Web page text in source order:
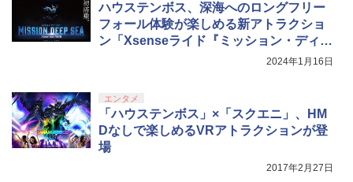
ハウステンボス、深海へのロングフリー
フォール体験が楽しめる新アトラクショ
ン「Xsenseライド『ミッション・ディー
2024年1月16日
エンタメ
「ハウステンボス」×「スクエニ」、HM
Dなしで楽しめるVRアトラクションが登
場
2017年2月27日